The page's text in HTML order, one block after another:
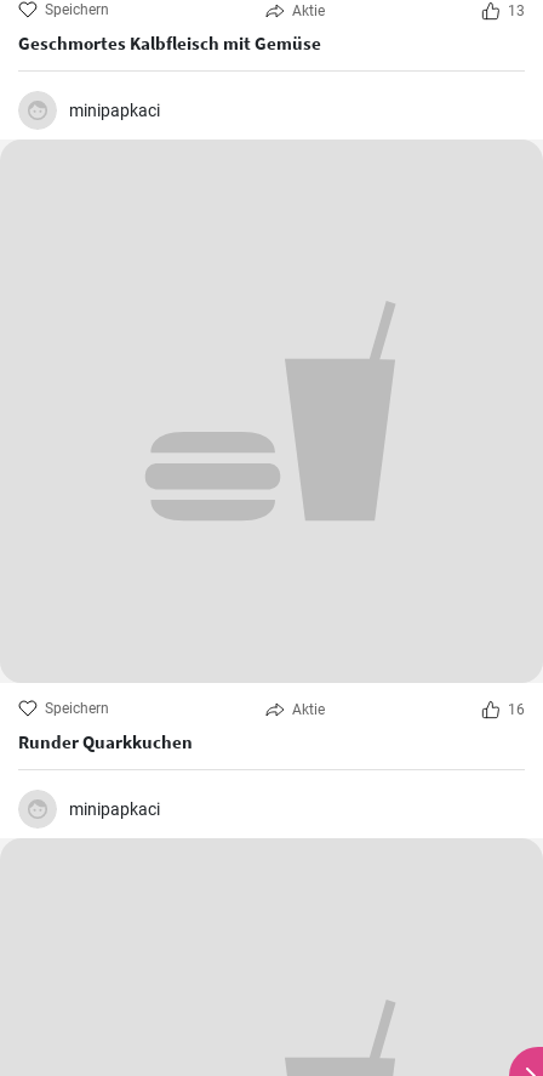
Speichern Aktie 13
Geschmortes Kalbfleisch mit Gemüse
minipapkaci
Speichern Aktie 16
Runder Quarkkuchen
minipapkaci